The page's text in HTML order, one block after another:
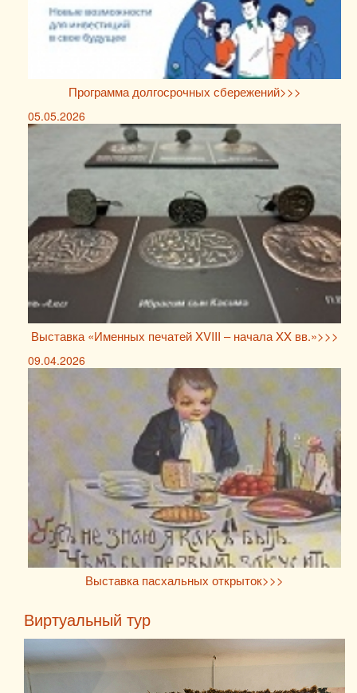
Программа долгосрочных сбережений>>>
05.05.2026
Выставка «Именных печатей XVIII – начала XX вв.»>>>
09.04.2026
Выставка пасхальных открыток>>>
Виртуальный тур